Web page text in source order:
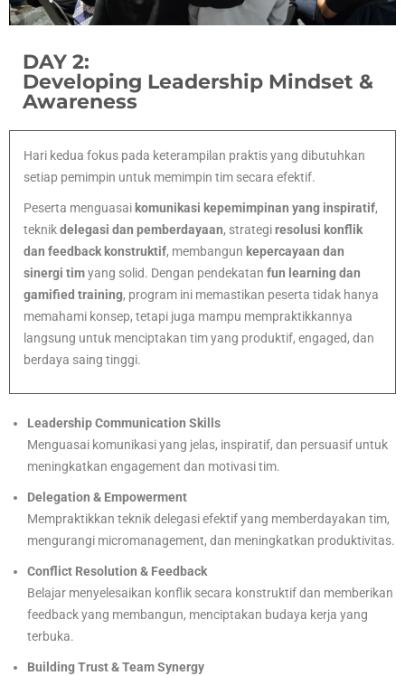
DAY 2:
Developing Leadership Mindset &
Awareness
Hari kedua fokus pada keterampilan praktis yang dibutuhkan
setiap pemimpin untuk memimpin tim secara efektif.
Peserta menguasai komunikasi kepemimpinan yang inspiratif,
teknikdelegasi dan pemberdayaan, strategiresolusi konflik
dan feedback konstruktif, membangun kepercayaan dan
sinergi timyang solid. Dengan pendekatan fun learning dan
gamified training, program ini memastikan peserta tidak hanya
memahami konsep, tetapi juga mampu mempraktikkannya
langsung untuk menciptakan tim yang produktif, engaged, dan
berdaya saing tinggi.
Leadership Communication Skills
Menguasai komunikasi yang jelas, inspiratif, dan persuasif untuk
meningkatkan engagement dan motivasi tim.
Delegation & Empowerment
Mempraktikkan teknik delegasi efektif yang memberdayakan tim,
mengurangi micromanagement, dan meningkatkan produktivitas.
Conflict Resolution & Feedback
Belajar menyelesaikan konflik secara konstruktif dan memberikan
feedback yang membangun, menciptakan budaya kerja yang
terbuka.
Building Trust & Team Synergy